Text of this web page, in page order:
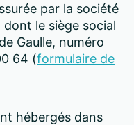
par la société
dont le siège social
Gaulle, numéro
64 (formulaire de
hébergés dans